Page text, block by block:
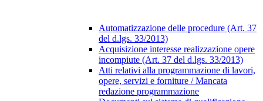
Automatizzazione delle procedure (Art. 37
del d.lgs. 33/2013)
Acquisizione interesse realizzazione opere
incompiute (Art. 37 del d.lgs. 33/2013)
Atti relativi alla programmazione di lavori,
opere, servizi e forniture / Mancata
redazione programmazione